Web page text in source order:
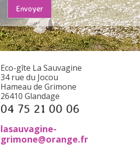
Envoyer
Eco-gîte La Sauvagine
34 rue du Jocou
Hameau de Grimone
26410 Glandage
04 75 21 00 06
lasauvagine-
grimone@orange.fr